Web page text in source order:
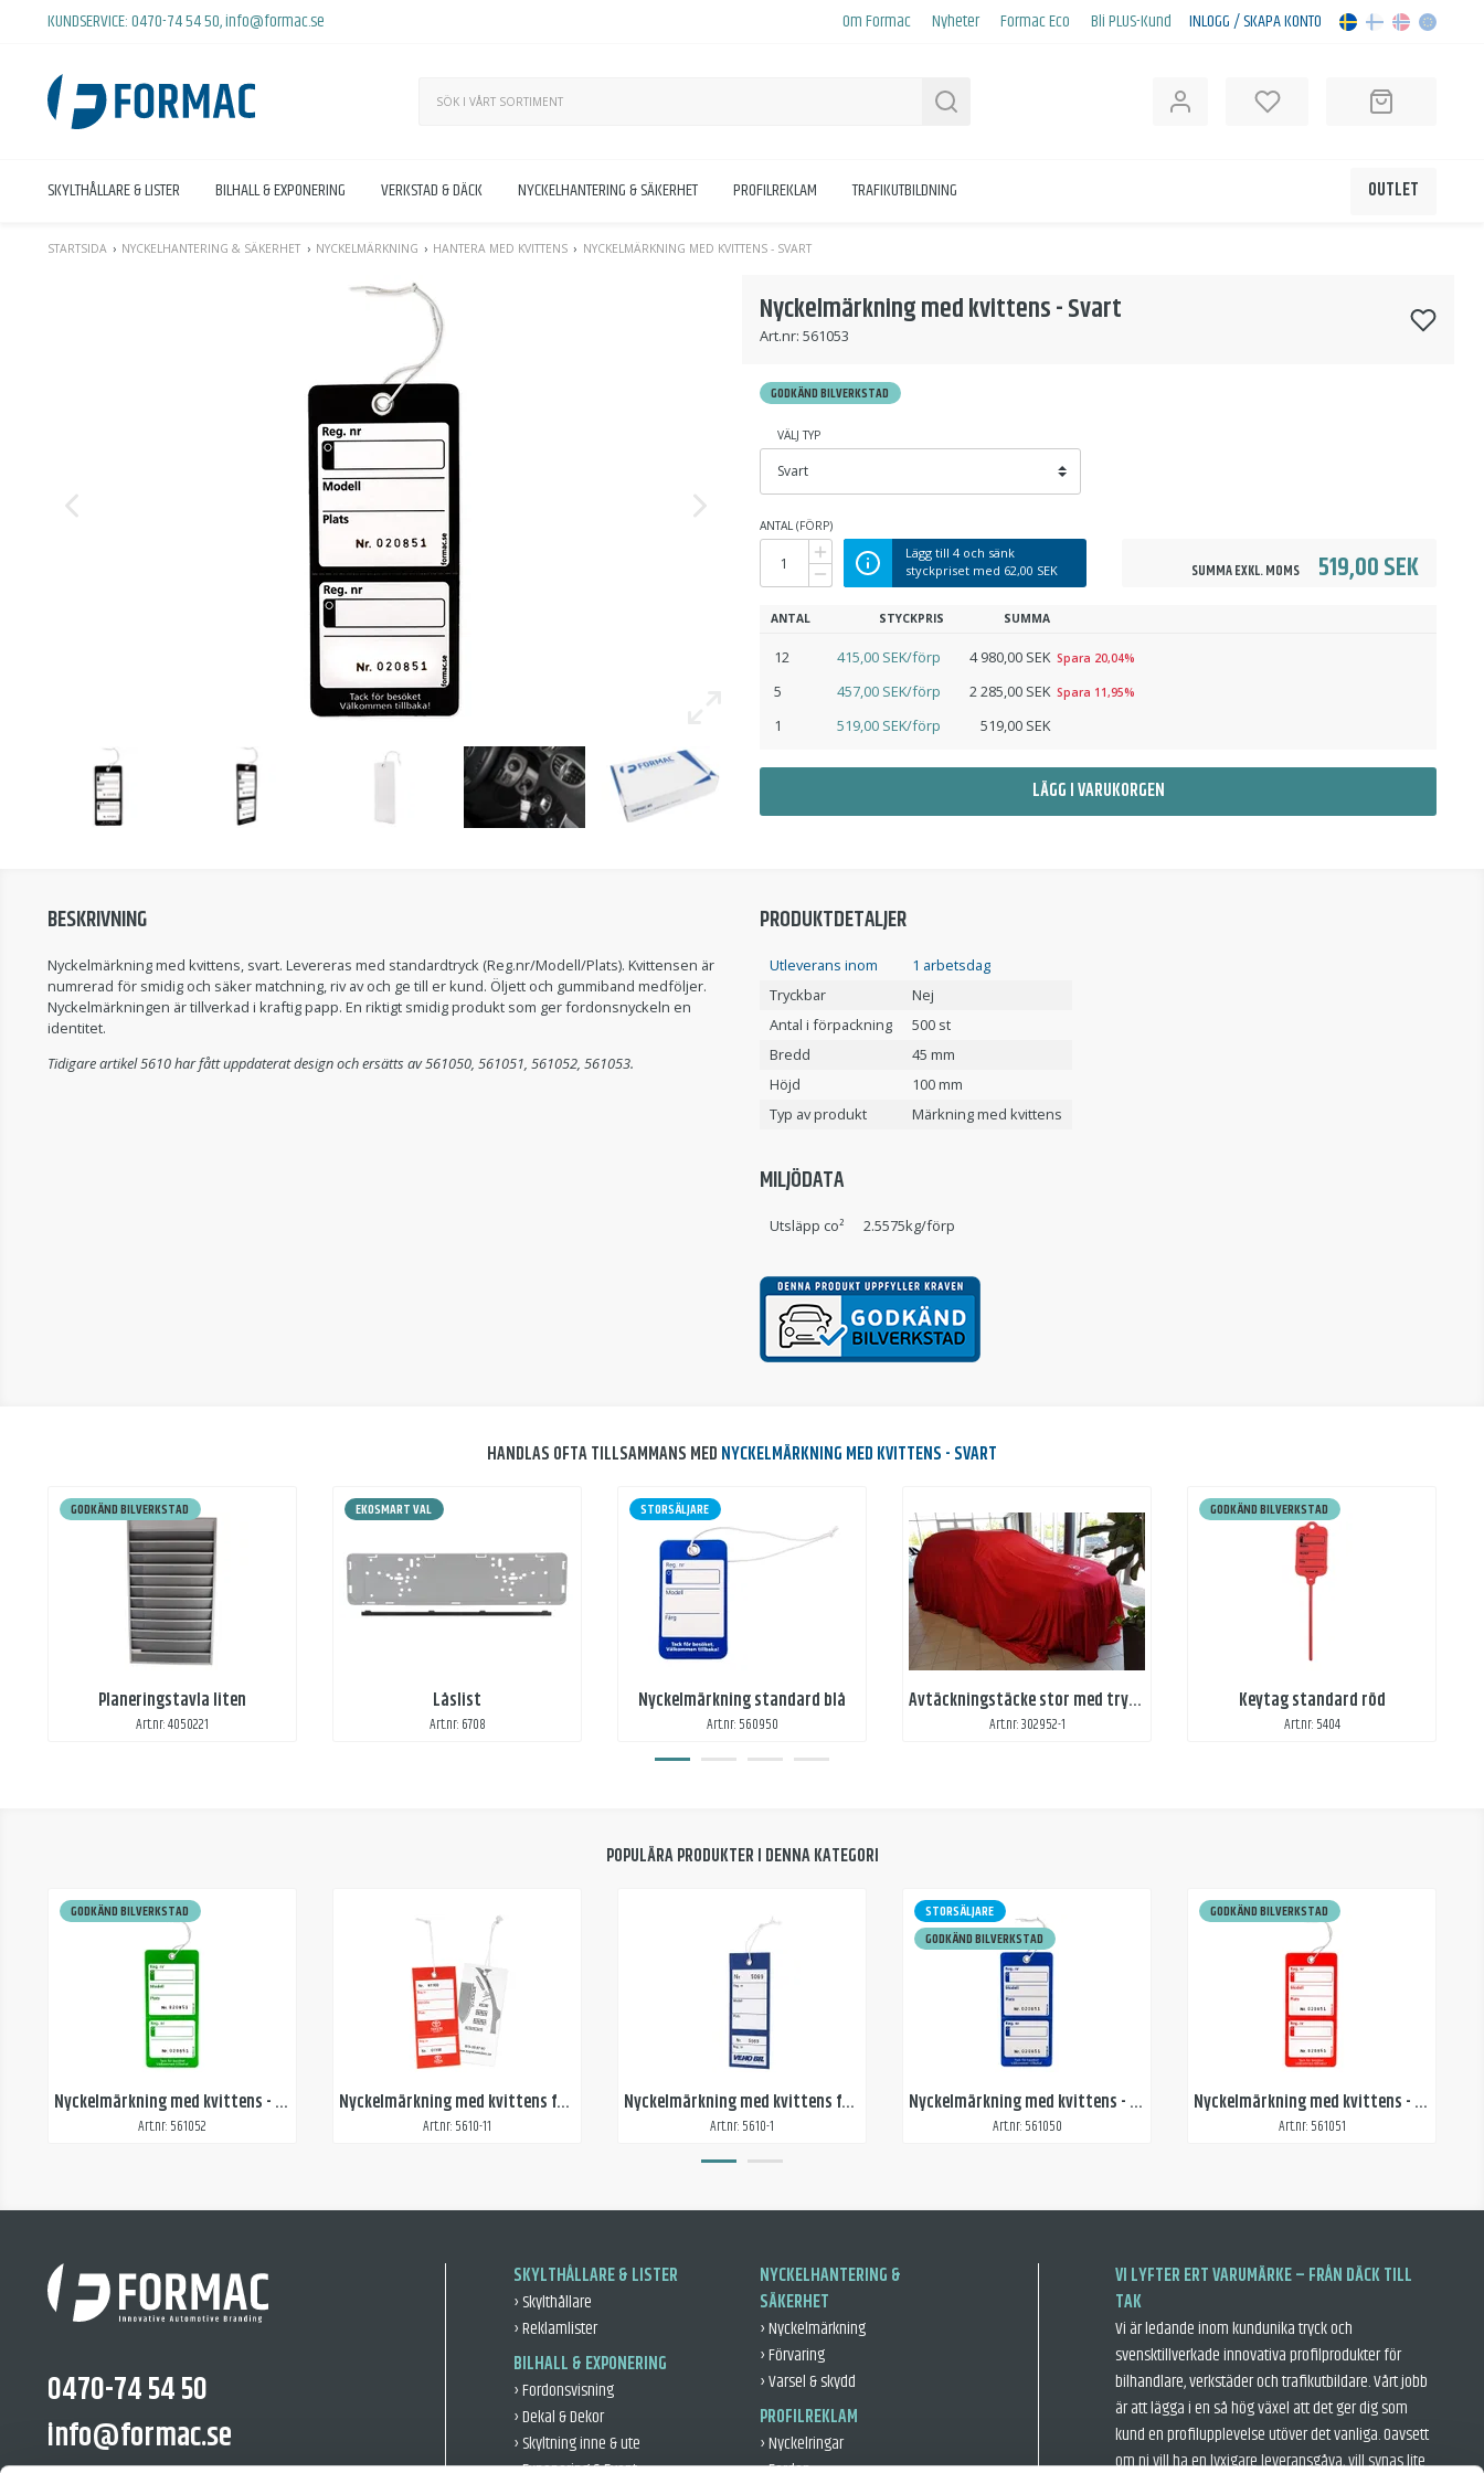
KUNDSERVICE:0470-74 54 50,info@formac.se Om Formac Nyheter Formac Eco Bli PLUS-Kund INLOGG / SKAPA KONTO
SKYLTHÅLLARE & LISTER BILHALL & EXPONERING VERKSTAD & DÄCK NYCKELHANTERING & SÄKERHET PROFILREKLAM TRAFIKUTBILDNING OUTLET
STARTSIDA NYCKELHANTERING & SÄKERHET NYCKELMÄRKNING HANTERA MED KVITTENS NYCKELMÄRKNING MED KVITTENS - SVART
Nyckelmärkning med kvittens - Svart
Art.nr: 561053
GODKÄND BILVERKSTAD
VÄLJ TYP
ANTAL (FÖRP)
Lägg till 4och sänk
styckpriset med 62,00 SEK SUMMA EXKL. MOMS 519,00 SEK
ANTAL STYCKPRIS SUMMA
12 415,00 SEK/förp 4 980,00 SEK Spara 20,04%
5 457,00 SEK/förp 2 285,00 SEK Spara 11,95%
1 519,00 SEK/förp 519,00 SEK
LÄGG I VARUKORGEN
BESKRIVNING
Nyckelmärkning med kvittens, svart. Levereras med standardtryck (Reg.nr/Modell/Plats). Kvittensen är
numrerad för smidig och säker matchning, riv av och ge till er kund. Öljett och gummiband medföljer.
Nyckelmärkningen är tillverkad i kraftig papp. En riktigt smidig produkt som ger fordonsnyckeln en
identitet.
Tidigare artikel 5610 har fått uppdaterat design och ersätts av 561050, 561051, 561052, 561053.
PRODUKTDETALJER
Utleverans inom
1 arbetsdag
Tryckbar
Nej
Antal i förpackning
500 st
Bredd
45 mm
Höjd
100 mm
Typ av produkt
Märkning med kvittens
MILJÖDATA
Utsläpp co² 2.5575kg/förp
HANDLAS OFTA TILLSAMMANS MED NYCKELMÄRKNING MED KVITTENS - SVART
GODKÄND BILVERKSTAD
Planeringstavla liten
Art.nr: 4050221
EKOSMART VAL
Låslist
Art.nr: 6708
STORSÄLJARE
Nyckelmärkning standard blå
Art.nr: 560950
Avtäckningstäcke stor med tryck - röd
Art.nr: 302952-1
GODKÄND BILVERKSTAD
Keytag standard röd
Art.nr: 5404
POPULÄRA PRODUKTER I DENNA KATEGORI
GODKÄND BILVERKSTAD
Nyckelmärkning med kvittens - Grön
Art.nr: 561052
Nyckelmärkning med kvittens färgat tryck, båda sidor
Art.nr: 5610-11
Nyckelmärkning med kvittens färgat tryck, en sida
Art.nr: 5610-1
STORSÄLJARE
GODKÄND BILVERKSTAD
Nyckelmärkning med kvittens - Blå
Art.nr: 561050
GODKÄND BILVERKSTAD
Nyckelmärkning med kvittens - Röd
Art.nr: 561051
0470-74 54 50
info@formac.se
SKYLTHÅLLARE & LISTER
› Skylthållare
› Reklamlister
BILHALL & EXPONERING
› Fordonsvisning
› Dekal & Dekor
› Skyltning inne & ute
NYCKELHANTERING &
SÄKERHET
› Nyckelmärkning
› Förvaring
› Varsel & skydd
PROFILREKLAM
› Nyckelringar
VI LYFTER ERT VARUMÄRKE – FRÅN DÄCK TILL
TAK
Vi är ledande inom kundunika tryck och
svensktillverkade innovativa profilprodukter för
bilhandlare, verkstäder och trafikutbildare. Vårt jobb
är att lägga i en så hög växel att det ger dig som
kund en profilupplevelse utöver det vanliga. Oavsett
om ni vill ha en lyxigare leveransgåva, vill synas lite